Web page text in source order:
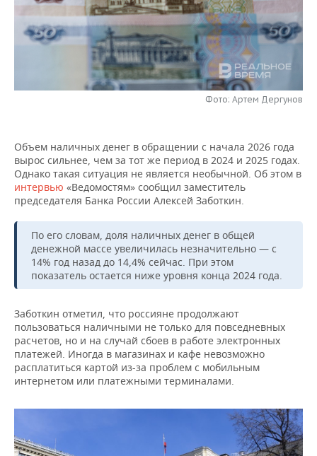
ОПК
ТРАНСПОРТ
УСЛУГИ
IT
МЕДИА
ТЕЛЕКОММУНИКАЦИИ
НОВОСТИ МЕРОПРИЯТИЙ
ВЫЕЗДНАЯ РЕДАКЦИЯ
БИЗНЕС-БРАНЧИ
СПОРТ
НОВОСТИ СПОРТА
ВОЛЕЙБОЛ
КИБЕРСПОРТ
ФИГУРНОЕ КАТАНИЕ
ВОДНЫЕ ВИДЫ СПОРТА
ОБЩЕСТВО
НОВОСТИ ОБЩЕСТВА
ИСТОРИЯ
КУЛЬТУРА
МЕДИЦИНА
ОБРАЗОВАНИЕ
ФОТОГАЛЕРЕЯ
СПИСОК ПЕРСОН
СПИСОК КОМПАНИЙ
ПОЛНАЯ ВЕРСИЯ
Фото: Артем Дергунов
Объем наличных денег в обращении с начала 2026 года
вырос сильнее, чем за тот же период в 2024 и 2025 годах.
Однако такая ситуация не является необычной. Об этом в
интервью «Ведомостям» сообщил заместитель
председателя Банка России Алексей Заботкин.
По его словам, доля наличных денег в общей
денежной массе увеличилась незначительно — с
14% год назад до 14,4% сейчас. При этом
показатель остается ниже уровня конца 2024 года.
Заботкин отметил, что россияне продолжают
пользоваться наличными не только для повседневных
расчетов, но и на случай сбоев в работе электронных
платежей. Иногда в магазинах и кафе невозможно
расплатиться картой из-за проблем с мобильным
интернетом или платежными терминалами.